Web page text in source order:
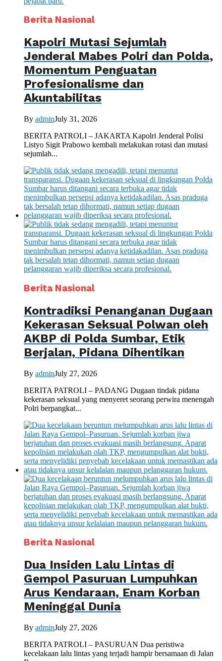
Berita Nasional
Kapolri Mutasi Sejumlah
Jenderal Mabes Polri dan Polda,
Momentum Penguatan
Profesionalisme dan
Akuntabilitas
By adminJuly 31, 2026
BERITA PATROLI – JAKARTA Kapolri Jenderal Polisi
Listyo Sigit Prabowo kembali melakukan rotasi dan mutasi
sejumlah...
Berita Nasional
Kontradiksi Penanganan Dugaan
Kekerasan Seksual Polwan oleh
AKBP di Polda Sumbar, Etik
Berjalan, Pidana Dihentikan
By adminJuly 27, 2026
BERITA PATROLI – PADANG Dugaan tindak pidana
kekerasan seksual yang menyeret seorang perwira menengah
Polri berpangkat...
Berita Nasional
Dua Insiden Lalu Lintas di
Gempol Pasuruan Lumpuhkan
Arus Kendaraan, Enam Korban
Meninggal Dunia
By adminJuly 27, 2026
BERITA PATROLI – PASURUAN Dua peristiwa
kecelakaan lalu lintas yang terjadi hampir bersamaan di Jalan